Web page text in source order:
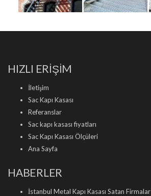
HIZLI ERİŞİM
İletişim
Sac Kapı Kasası
Referanslar
Sac kapı kasası fiyatları
Sac Kapı Kasası Ölçüleri
Ana Sayfa
HABERLER
İstanbul Metal Kapı Kasası Satan Firmalar